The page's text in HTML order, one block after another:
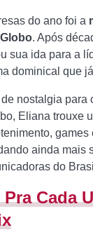
do ano foi a
. Após
sua ida para a
dominical que
nostalgia para
Eliana trouxe
games
ainda mais
do
Cada